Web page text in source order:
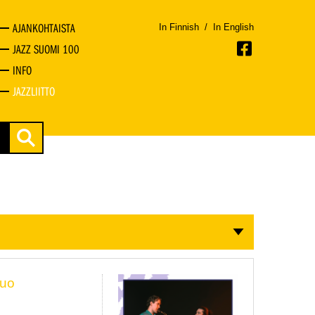
AJANKOHTAISTA
JAZZ SUOMI 100
INFO
JAZZLIITTO
In Finnish / In English